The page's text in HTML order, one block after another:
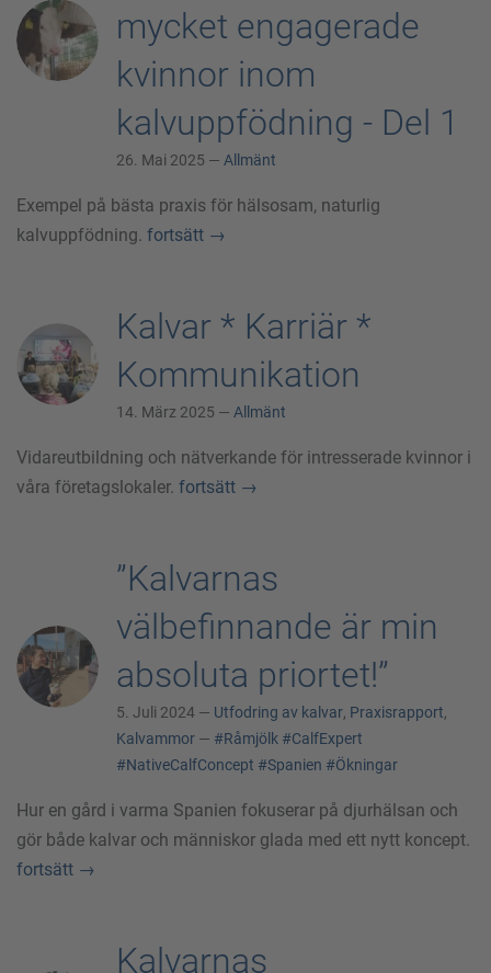
mycket engagerade
kvinnor inom
kalvuppfödning - Del 1
26. Mai 2025 — Allmänt
Exempel på bästa praxis för hälsosam, naturlig
kalvuppfödning. fortsätt →
Kalvar * Karriär *
Kommunikation
14. März 2025 — Allmänt
Vidareutbildning och nätverkande för intresserade kvinnor i
våra företagslokaler. fortsätt →
”Kalvarnas
välbefinnande är min
absoluta priortet!”
5. Juli 2024 — Utfodring av kalvar, Praxisrapport,
Kalvammor — #Råmjölk #CalfExpert
#NativeCalfConcept #Spanien #Ökningar
Hur en gård i varma Spanien fokuserar på djurhälsan och
gör både kalvar och människor glada med ett nytt koncept.
fortsätt →
Kalvarnas